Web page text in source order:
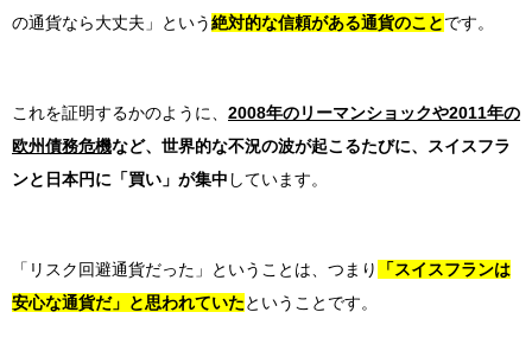
の通貨なら大丈夫」という絶対的な信頼がある通貨のことです。
これを証明するかのように、 2008年のリーマンショックや2011年の
欧州債務危機など、世界的な不況の波が起こるたびに、スイスフラ
ンと日本円に「買い」が集中 しています。
「リスク回避通貨だった」ということは、つまり
「スイスフランは
安心な通貨だ」と思われていたということです。